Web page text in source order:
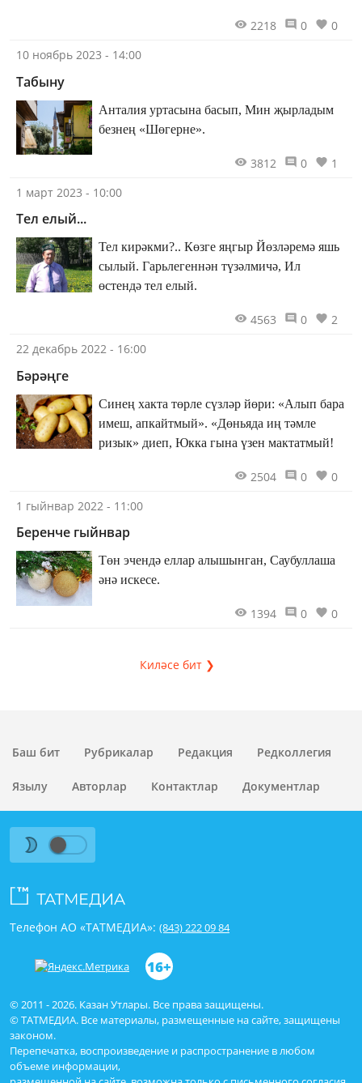
2218 0
0
10 ноябрь 2023 - 14:00
Табыну
Анталия уртасына басып, Мин җырладым
безнең «Шөгерне».
3812 0
1
1 март 2023 - 10:00
Тел елый...
Тел кирәкми?.. Көзге яңгыр Йөзләремә яшь
сылый. Гарьлегеннән түзәлмичә, Ил
өстендә тел елый.
4563 0
2
22 декабрь 2022 - 16:00
Бәрәңге
Синең хакта төрле сүзләр йөри: «Алып бара
имеш, апкайтмый». «Дөньяда иң тәмле
ризык» диеп, Юкка гына үзен мактатмый!
2504 0
0
1 гыйнвар 2022 - 11:00
Беренче гыйнвар
Төн эчендә еллар алышынган, Саубуллаша
әнә искесе.
1394 0 0
Киләсе бит ❯
Баш бит Рубрикалар Редакция Редколлегия
Язылу Авторлар Контактлар Документлар
© 2011 - 2026. Казан Утлары. Все права защищены.
© ТАТМЕДИА. Все материалы, размещенные на сайте, защищены
законом.
Перепечатка, воспроизведение и распространение в любом
объеме информации,
Телефон АО «ТАТМЕДИА»: (843) 222 09 84
16+